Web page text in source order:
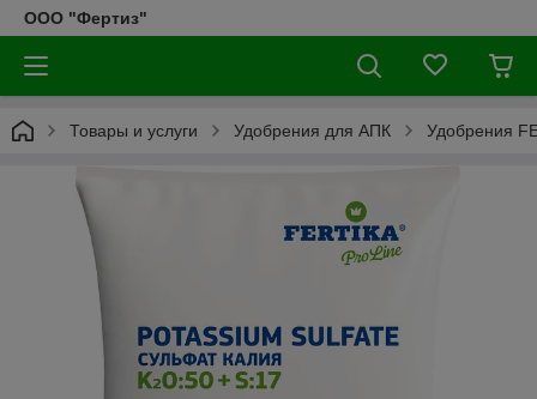
ООО "Фертиз"
Товары и услуги Удобрения для АПК Удобрения